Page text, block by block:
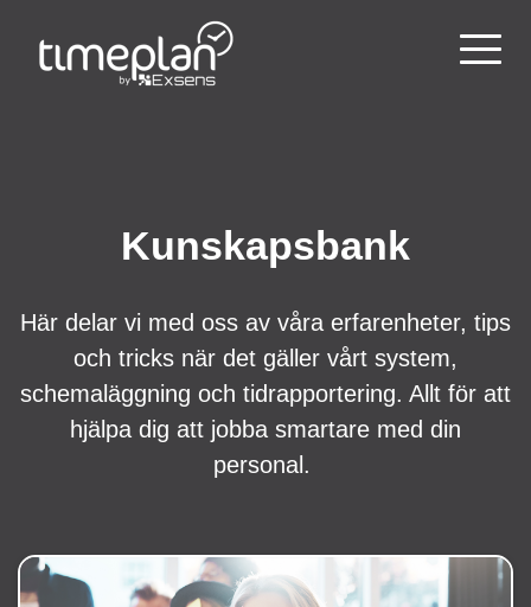
Kunskapsbank
Här delar vi med oss av våra erfarenheter, tips
och tricks när det gäller vårt system,
schemaläggning och tidrapportering. Allt för att
hjälpa dig att jobba smartare med din
personal.